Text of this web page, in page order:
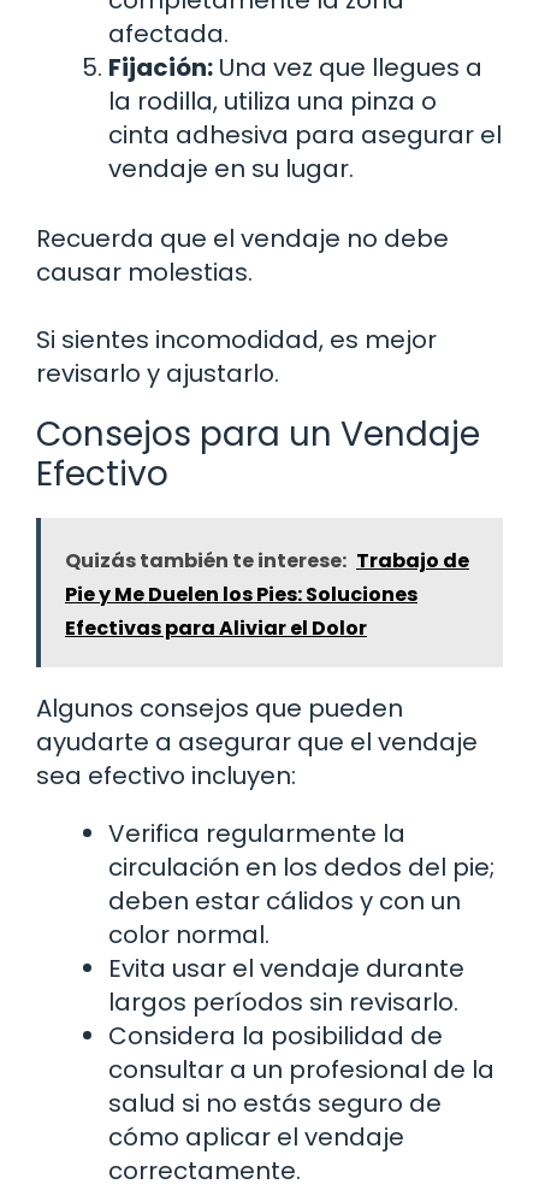
afectada.
Fijación: Una vez que llegues a
la rodilla, utiliza una pinza o
cinta adhesiva para asegurar el
vendaje en su lugar.
Recuerda que el vendaje no debe
causar molestias.
Si sientes incomodidad, es mejor
revisarlo y ajustarlo.
Consejos para un Vendaje
Efectivo
Quizás también te interese: Trabajo de
Pie y Me Duelen los Pies: Soluciones
Efectivas para Aliviar el Dolor
Algunos consejos que pueden
ayudarte a asegurar que el vendaje
sea efectivo incluyen:
Verifica regularmente la
circulación en los dedos del pie;
deben estar cálidos y con un
color normal.
Evita usar el vendaje durante
largos períodos sin revisarlo.
Considera la posibilidad de
consultar a un profesional de la
salud si no estás seguro de
cómo aplicar el vendaje
correctamente.